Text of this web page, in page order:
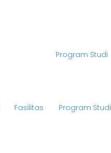
Program Studi
Fasilitas Program Studi